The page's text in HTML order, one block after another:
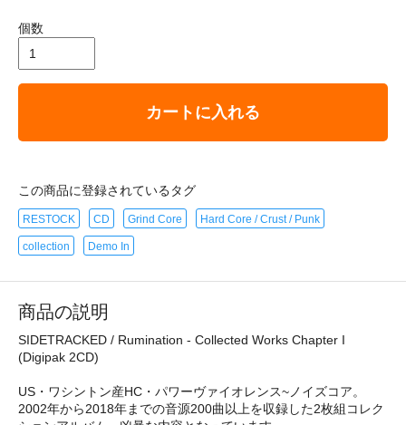
個数
カートに入れる
この商品に登録されているタグ
RESTOCK CD Grind Core Hard Core / Crust / Punk
collection Demo In
商品の説明
SIDETRACKED / Rumination - Collected Works Chapter I
(Digipak 2CD)
US・ワシントン産HC・パワーヴァイオレンス~ノイズコア。
2002年から2018年までの音源200曲以上を収録した2枚組コレク